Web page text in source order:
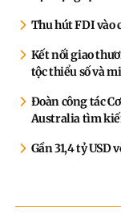
Thu hút FDI vào
Kết nối giao
tộc thiểu số và
Đoàn công tác
Australia tìm
Gần 31,4 tỷ USD